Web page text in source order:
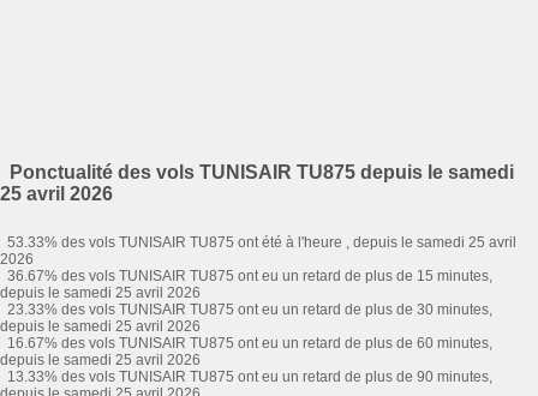
Ponctualité des vols TUNISAIR TU875 depuis le samedi
25 avril 2026
53.33% des vols TUNISAIR TU875 ont été à l'heure , depuis le samedi 25 avril
2026
36.67% des vols TUNISAIR TU875 ont eu un retard de plus de 15 minutes,
depuis le samedi 25 avril 2026
23.33% des vols TUNISAIR TU875 ont eu un retard de plus de 30 minutes,
depuis le samedi 25 avril 2026
16.67% des vols TUNISAIR TU875 ont eu un retard de plus de 60 minutes,
depuis le samedi 25 avril 2026
13.33% des vols TUNISAIR TU875 ont eu un retard de plus de 90 minutes,